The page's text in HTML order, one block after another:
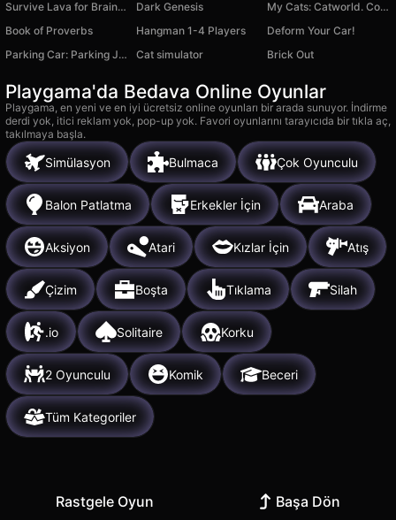
Survive Lava for Brainrots!
Dark Genesis
My Cats: Catworld. Сozy merge
Book of Proverbs
Hangman 1-4 Players
Deform Your Car!
Parking Car: Parking Jam
Cat simulator Brick Out
Playgama'da Bedava Online Oyunlar
Playgama, en yeni ve en iyi ücretsiz online oyunları bir arada sunuyor. İndirme
derdi yok, itici reklam yok, pop-up yok. Favori oyunlarını tarayıcıda bir tıkla aç,
takılmaya başla.
Simülasyon Bulmaca Çok Oyunculu
Balon Patlatma Erkekler İçin Araba
Aksiyon Atari Kızlar İçin Atış
Çizim Boşta Tıklama Silah
.io Solitaire Korku
2 Oyunculu Komik Beceri
Tüm Kategoriler
Rastgele Oyun Başa Dön